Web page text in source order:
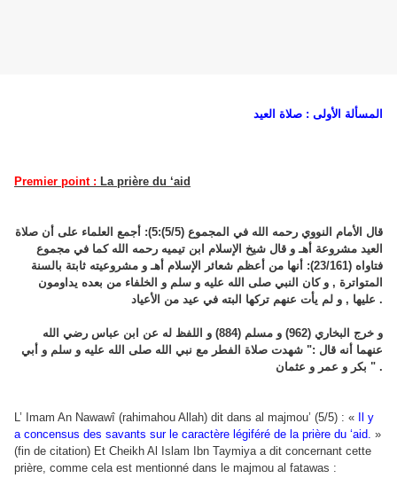
المسألة الأولى : صلاة العيد
Premier point : La prière du ‘aid
قال الأمام النووي رحمه الله في المجموع (5/5):5): أجمع العلماء على أن صلاة
العيد مشروعة أهـ و قال شيخ الإسلام ابن تيميه رحمه الله كما في مجموع
فتاواه (23/161): أنها من أعظم شعائر الإسلام أهـ و مشروعيته ثابتة بالسنة
المتواترة , و كان النبي صلى الله عليه و سلم و الخلفاء من بعده يداومون
عليها , و لم يأت عنهم تركها البته في عيد من الأعياد .
و خرج البخاري (962) و مسلم (884) و اللفظ له عن ابن عباس رضي الله
عنهما أنه قال :" شهدت صلاة الفطر مع نبي الله صلى الله عليه و سلم و أبي
بكر و عمر و عثمان " .
L’ Imam An Nawawî (rahimahou Allah) dit dans al majmou’ (5/5) : «
Il y
a concensus des savants sur le caractère légiféré de la prière du ‘aid. »
(fin de citation) Et Cheikh Al Islam Ibn Taymiya a dit concernant cette
prière, comme cela est mentionné dans le majmou al fatawas :